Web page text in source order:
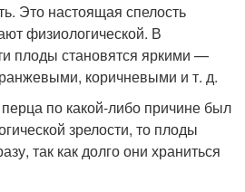
Это настоящая спелость
физиологической. В
плоды становятся яркими —
коричневыми и т. д.
по какой-либо причине был
зрелости, то плоды
так как долго они храниться